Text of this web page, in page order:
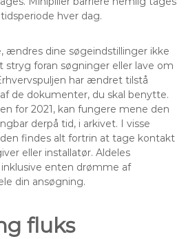
hver dag.
ændres dine søgeindstillinger ikke
stryg foran søgninger eller lave om
har ændret tilstå
de dokumenter, du skal benytte.
for 2021, kan fungere mene den
derpå tid, i arkivet. I visse
findes alt fortrin at tage kontakt
eller installatør. Aldeles
enten drømme af
din ansøgning.
fluks